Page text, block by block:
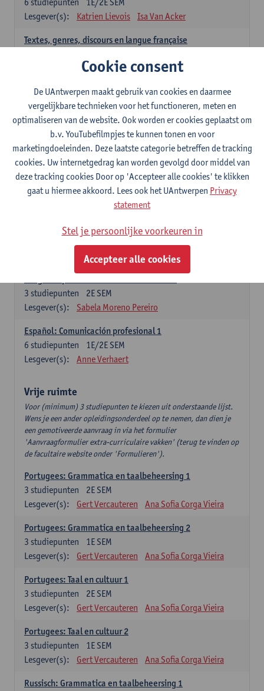
Lesgever(s):
Katrien Lievois Isa Van Acker
Textes, genres, discours en langue française
Kris Peeters
Spaans: verplichte opleidingsonderdelen
Gramática española 1
1E SEM
studiepunten
Lesgever(s):
Anne Verhaert
Gramática española 2
2E SEM
3studiepunten
Anne Verhaert
Lengua española: Destrezas básicas
Sabela Moreno Pereiro
2E SEM
3 studiepunten
Lesgever(s):
Sabela Moreno Pereiro
Español: Comunicación profesional 1
1E/2E SEM
6 studiepunten
Lesgever(s):
Anne Verhaert
Vrije ruimte
Voor (minimum) 3 studiepunten te kiezen uit onderstaande lijst.
Wens je een ander opleidingsonderdeel op te nemen, dan dien je
een gemotiveerde aanvraag in via het formulier
'Aanvraagformulier extra-curriculaire vakken' (terug te vinden op
de facultaire website onder 'Formulieren').
Portugees: Grammatica en taalbeheersing 1
2E SEM
3 studiepunten
Lesgever(s):
Gert Vercauteren Ana Sofia Corga Vieira
Portugees: Grammatica en taalbeheersing 2
1E SEM
3 studiepunten
Lesgever(s):
Gert Vercauteren Ana Sofia Corga Vieira
Portugees: Taal en cultuur 1
2E SEM
3 studiepunten
Lesgever(s):
Gert Vercauteren Ana Sofia Corga Vieira
Portugees: Taal en cultuur 2
1E SEM
3 studiepunten
Lesgever(s):
Gert Vercauteren Ana Sofia Corga Vieira
Russisch: Grammatica en taalbeheersing 1
Cookie consent
De UAntwerpen maakt gebruik van cookies en daarmee
vergelijkbare technieken voor het functioneren, meten en
optimaliseren van de website. Ook worden er cookies geplaatst om
b.v. YouTubefilmpjes te kunnen tonen en voor
marketingdoeleinden. Deze laatste categorie betreffen de tracking
cookies. Uw internetgedrag kan worden gevolgd door middel van
deze tracking cookies Door op 'Accepteer alle cookies' te klikken
gaat u hiermee akkoord. Lees ook het UAntwerpen Privacy
statement
Stel je persoonlijke voorkeuren in
Accepteer alle cookies